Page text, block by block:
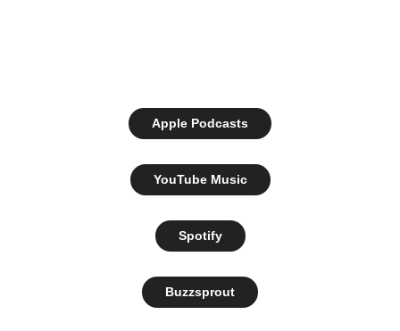
Apple Podcasts
YouTube Music
Spotify
Buzzsprout